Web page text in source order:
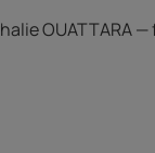
OUATTARA